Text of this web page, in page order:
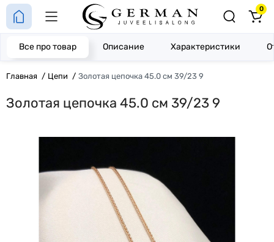
0
Главная Цепи Золотая цепочка 45.0 см 39/23 9
Золотая цепочка 45.0 см 39/23 9
Все про товар Описание Характеристики